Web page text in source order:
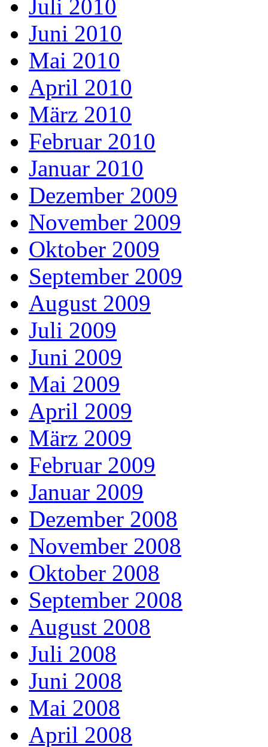
Juli 2010
Juni 2010
Mai 2010
April 2010
März 2010
Februar 2010
Januar 2010
Dezember 2009
November 2009
Oktober 2009
September 2009
August 2009
Juli 2009
Juni 2009
Mai 2009
April 2009
März 2009
Februar 2009
Januar 2009
Dezember 2008
November 2008
Oktober 2008
September 2008
August 2008
Juli 2008
Juni 2008
Mai 2008
April 2008